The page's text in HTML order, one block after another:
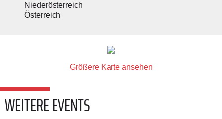
Niederösterreich
Österreich
Größere Karte ansehen
WEITERE EVENTS